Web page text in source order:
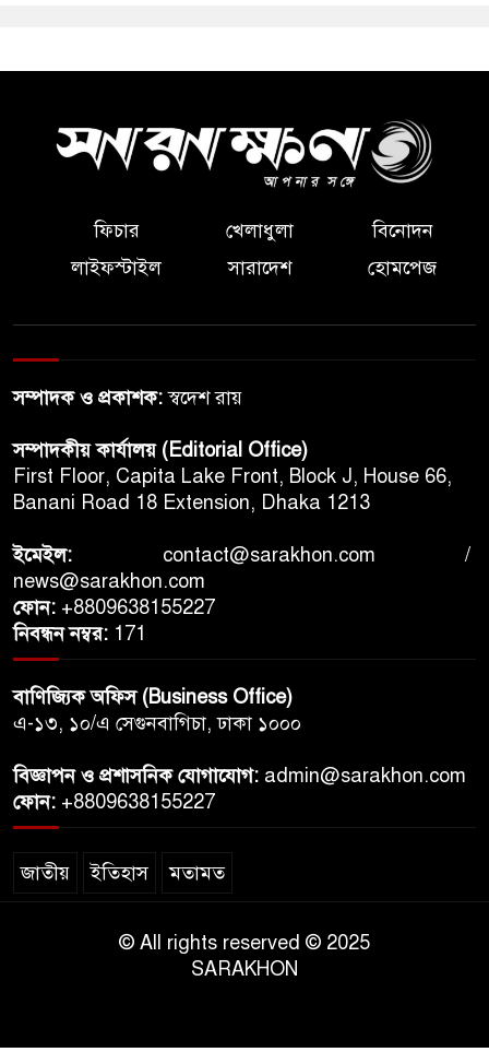
ফিচার খেলাধুলা
বিনোদন
লাইফস্টাইল
সারাদেশ হোমপেজ
সম্পাদক ও প্রকাশক:স্বদেশ রায়
সম্পাদকীয় কার্যালয় (Editorial Office)
First Floor, Capita Lake Front, Block J, House 66,
Banani Road 18 Extension, Dhaka 1213
ইমেইল: contact@sarakhon.com /
news@sarakhon.com
ফোন: +8809638155227
নিবন্ধন নম্বর: 171
বাণিজ্যিক অফিস (Business Office)
এ-১৩, ১০/এ সেগুনবাগিচা, ঢাকা ১০০০
বিজ্ঞাপন ও প্রশাসনিক যোগাযোগ: admin@sarakhon.com
ফোন: +8809638155227
জাতীয় ইতিহাস মতামত
© All rights reserved © 2025
SARAKHON